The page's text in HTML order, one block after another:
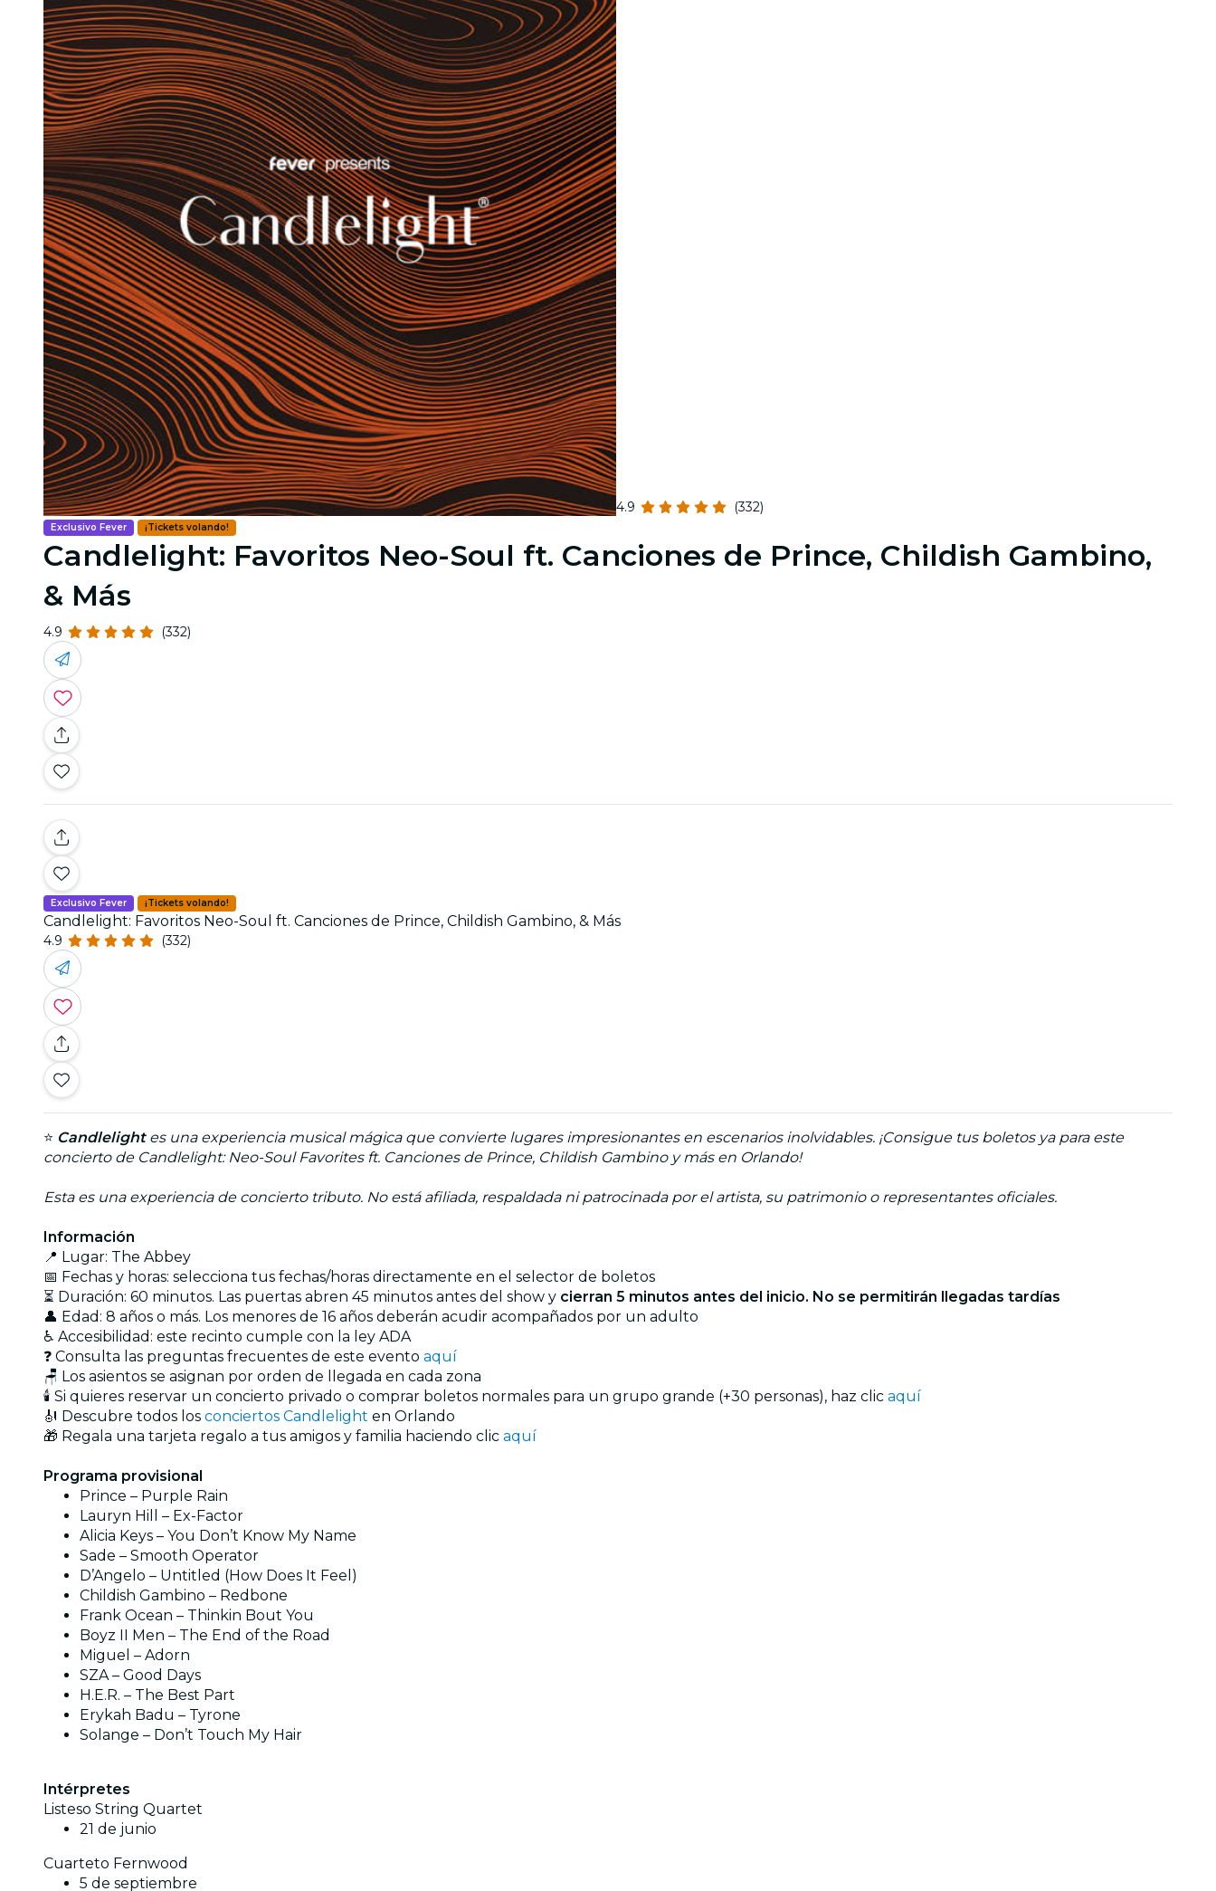
4.9 (332)
Exclusivo Fever ¡Tickets volando!
Candlelight: Favoritos Neo-Soul ft. Canciones de Prince, Childish Gambino,
& Más
4.9 (332)
Exclusivo Fever ¡Tickets volando!
Candlelight: Favoritos Neo-Soul ft. Canciones de Prince, Childish Gambino, & Más
4.9 (332)
⭐ Candlelightes una experiencia musical mágica que convierte lugares impresionantes en escenarios inolvidables. ¡Consigue tus boletos ya para este
concierto de Candlelight: Neo-Soul Favorites ft. Canciones de Prince, Childish Gambino y más en Orlando!
Esta es una experiencia de concierto tributo. No está afiliada, respaldada ni patrocinada por el artista, su patrimonio o representantes oficiales.
Información
📍 Lugar: The Abbey
📅 Fechas y horas: selecciona tus fechas/horas directamente en el selector de boletos
⏳ Duración: 60 minutos. Las puertas abren 45 minutos antes del show y cierran 5 minutos antes del inicio. No se permitirán llegadas tardías
👤 Edad: 8 años o más. Los menores de 16 años deberán acudir acompañados por un adulto
♿ Accesibilidad: este recinto cumple con la ley ADA
❓ Consulta las preguntas frecuentes de este evento aquí
🪑 Los asientos se asignan por orden de llegada en cada zona
🕯️ Si quieres reservar un concierto privado o comprar boletos normales para un grupo grande (+30 personas), haz clic aquí
🎻 Descubre todos los conciertos Candlelight en Orlando
🎁 Regala una tarjeta regalo a tus amigos y familia haciendo clic aquí
Programa provisional
Prince – Purple Rain
Lauryn Hill – Ex-Factor
Alicia Keys – You Don’t Know My Name
Sade – Smooth Operator
D’Angelo – Untitled (How Does It Feel)
Childish Gambino – Redbone
Frank Ocean – Thinkin Bout You
Boyz II Men – The End of the Road
Miguel – Adorn
SZA – Good Days
H.E.R. – The Best Part
Erykah Badu – Tyrone
Solange – Don’t Touch My Hair
Intérpretes
Listeso String Quartet
21 de junio
Cuarteto Fernwood
5 de septiembre